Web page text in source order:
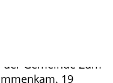
ist,
Sitzung des
Anfang Februar
Gemeinde Zum
19